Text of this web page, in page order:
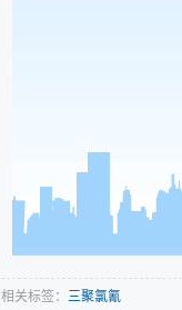
相关标签： 三聚氯氰